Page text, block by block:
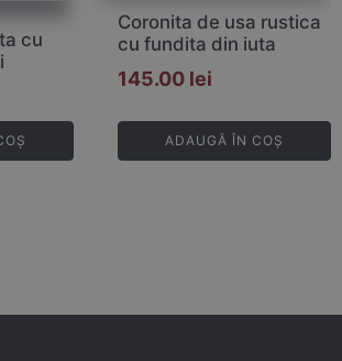
cu
Coronita de usa rustica
cu fundita din iuta
145.00 lei
ADAUGĂ ÎN COȘ